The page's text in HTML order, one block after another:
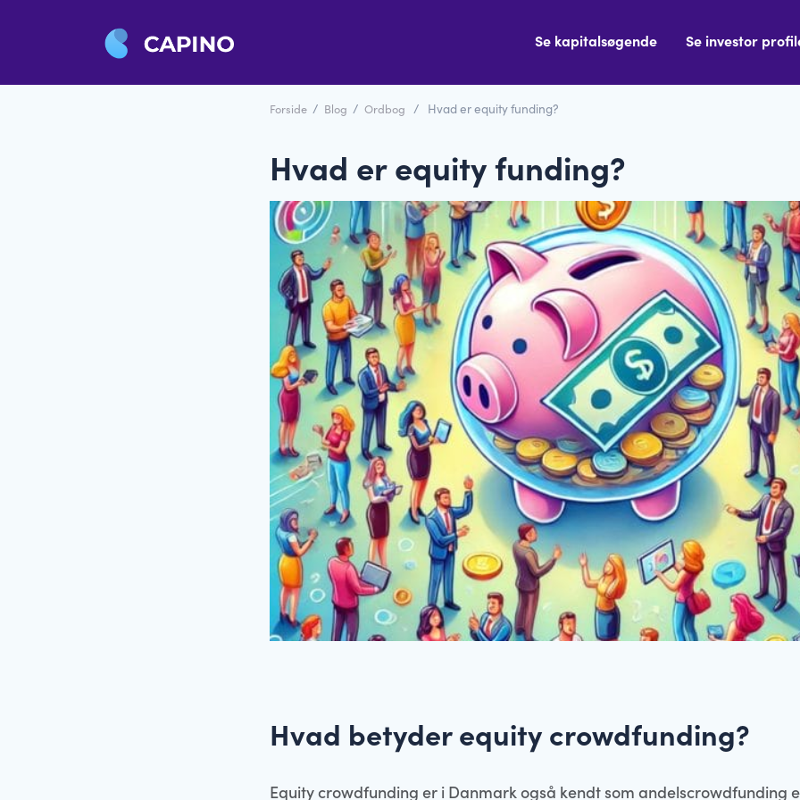
Se kapitalsøgende Se investor
Forside / Blog / Ordbog / Hvad er equity funding?
Hvad er equity funding?
Hvad betyder equity crowdfunding?
Equity crowdfunding er i Danmark også kendt som andelscrowdfunding